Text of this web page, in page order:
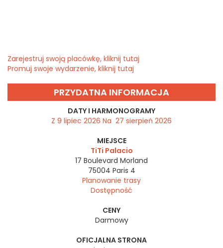
Zarejestruj swoją placówkę, kliknij tutaj
Promuj swoje wydarzenie, kliknij tutaj
PRZYDATNA INFORMACJA
DATY I HARMONOGRAMY
Z 9 lipiec 2026 Na 27 sierpień 2026
MIEJSCE
TiTi Palacio
17 Boulevard Morland
75004 Paris 4
Planowanie trasy
Dostępność
CENY
Darmowy
OFICJALNA STRONA